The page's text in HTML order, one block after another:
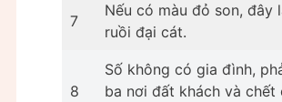
7
Nếu có màu đỏ son, đây
ruồi đại cát.
8
Số không có gia đình,
ba nơi đất khách và chết